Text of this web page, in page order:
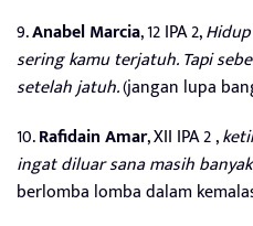
9.Anabel Marcia, 12 IPA 2,
sering kamu terjatuh. Tapi
setelah jatuh.(jangan lupa
10.Rafidain Amar, XII IPA 2 ,
ingat diluar sana masih
berlomba lomba dalam